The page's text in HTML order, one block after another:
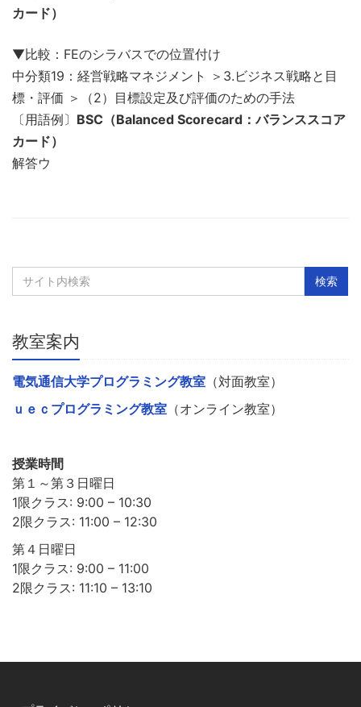
カード）
▼比較：FEのシラバスでの位置付け
中分類19：経営戦略マネジメント ＞3.ビジネス戦略と目
標・評価 ＞（2）目標設定及び評価のための手法
〔用語例〕 BSC（Balanced Scorecard：バランススコア
カード）
解答ウ
教室案内
電気通信大学プログラミング教室 （対面教室）
ｕｅｃプログラミング教室 （オンライン教室）
授業時間
第１～第３日曜日
1限クラス: 9:00 – 10:30
2限クラス: 11:00 – 12:30
第４日曜日
1限クラス: 9:00 – 11:00
2限クラス: 11:10 – 13:10